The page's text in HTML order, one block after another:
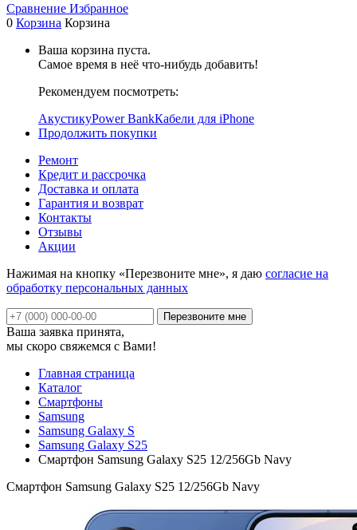
Сравнение Избранное
0 Корзина Корзина
Ваша корзина пуста.
Самое время в неё что-нибудь добавить!
Рекомендуем посмотреть:
АкустикуPower BankКабели для iPhone
Продолжить покупки
Ремонт
Кредит и рассрочка
Доставка и оплата
Гарантия и возврат
Контакты
Отзывы
Акции
Нажимая на кнопку «Перезвоните мне», я даю согласие на
обработку персональных данных
Ваша заявка принята,
мы скоро свяжемся с Вами!
Главная страница
Каталог
Смартфоны
Samsung
Samsung Galaxy S
Samsung Galaxy S25
Смартфон Samsung Galaxy S25 12/256Gb Navy
Смартфон Samsung Galaxy S25 12/256Gb Navy